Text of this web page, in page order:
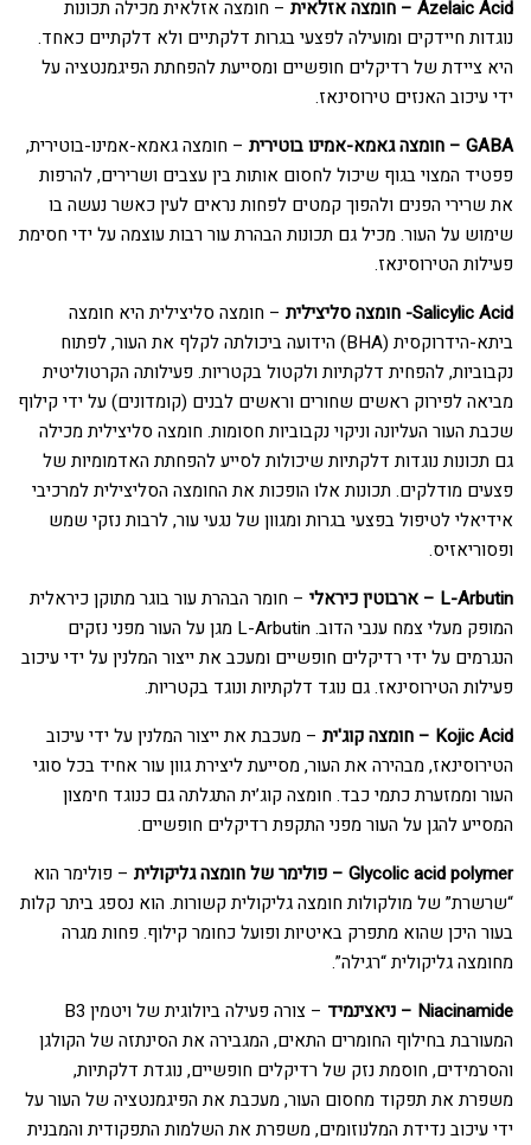
Azelaic Acid – חומצה אזלאית
– חומצה אזלאית מכילה תכונות
נוגדות חיידקים ומועילה לפצעי בגרות דלקתיים ולא דלקתיים כאחד.
היא ציידת של רדיקלים חופשיים ומסייעת להפחתת הפיגמנטציה על
ידי עיכוב האנזים טירוסינאז.
GABA – חומצה גאמא-אמינו בוטירית
– חומצה גאמא-אמינו-בוטירית,
פפטיד המצוי בגוף שיכול לחסום אותות בין עצבים ושרירים, להרפות
את שרירי הפנים ולהפוך קמטים לפחות נראים לעין כאשר נעשה בו
שימוש על העור. מכיל גם תכונות הבהרת עור רבות עוצמה על ידי חסימת
פעילות הטירוסינאז.
Salicylic Acid- חומצה סליצילית
– חומצה סליצילית היא חומצה
ביתא-הידרוקסית (BHA) הידועה ביכולתה לקלף את העור, לפתוח
נקבוביות, להפחית דלקתיות ולקטול בקטריות. פעילותה הקרטוליטית
מביאה לפירוק ראשים שחורים וראשים לבנים (קומדונים) על ידי קילוף
שכבת העור העליונה וניקוי נקבוביות חסומות. חומצה סליצילית מכילה
גם תכונות נוגדות דלקתיות שיכולות לסייע להפחתת האדמומיות של
פצעים מודלקים. תכונות אלו הופכות את החומצה הסליצילית למרכיבי
אידיאלי לטיפול בפצעי בגרות ומגוון של נגעי עור, לרבות נזקי שמש
ופסוריאזיס.
L-Arbutin – ארבוטין כיראלי
– חומר הבהרת עור בוגר מתוקן כיראלית
המופק מעלי צמח ענבי הדוב. L-Arbutin מגן על העור מפני נזקים
הנגרמים על ידי רדיקלים חופשיים ומעכב את ייצור המלנין על ידי עיכוב
פעילות הטירוסינאז. גם נוגד דלקתיות ונוגד בקטריות.
Kojic Acid – חומצה קוג'ית
– מעכבת את ייצור המלנין על ידי עיכוב
הטירוסינאז, מבהירה את העור, מסייעת ליצירת גוון עור אחיד בכל סוגי
העור וממזערת כתמי כבד. חומצה קוג’ית התגלתה גם כנוגד חימצון
המסייע להגן על העור מפני התקפת רדיקלים חופשיים.
Glycolic acid polymer – פולימר של חומצה גליקולית
– פולימר הוא
“שרשרת” של מולקולות חומצה גליקולית קשורות. הוא נספג ביתר קלות
בעור היכן שהוא מתפרק באיטיות ופועל כחומר קילוף. פחות מגרה
מחומצה גליקולית “רגילה”.
Niacinamide – ניאצינמיד
– צורה פעילה ביולוגית של ויטמין B3
המעורבת בחילוף החומרים התאים, המגבירה את הסינתזה של הקולגן
והסרמידים, חוסמת נזק של רדיקלים חופשיים, נוגדת דלקתיות,
משפרת את תפקוד מחסום העור, מעכבת את הפיגמנטציה של העור על
ידי עיכוב נדידת המלנוזומים, משפרת את השלמות התפקודית והמבנית